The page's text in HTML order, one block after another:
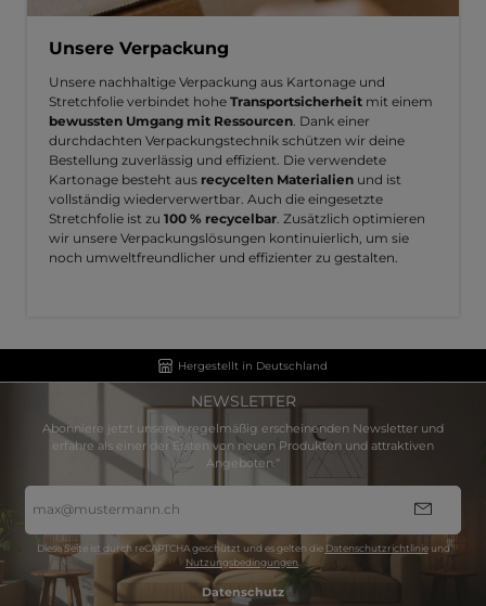
Unsere Verpackung
Unsere nachhaltige Verpackung aus Kartonage und
Stretchfolie verbindet hohe Transportsicherheit mit einem
bewussten Umgang mit Ressourcen . Dank einer
durchdachten Verpackungstechnik schützen wir deine
Bestellung zuverlässig und effizient. Die verwendete
Kartonage besteht aus recycelten Materialien und ist
vollständig wiederverwertbar. Auch die eingesetzte
Stretchfolie ist zu 100 % recycelbar . Zusätzlich optimieren
wir unsere Verpackungslösungen kontinuierlich, um sie
noch umweltfreundlicher und effizienter zu gestalten.
Hergestellt in Deutschland
NEWSLETTER
Abonniere jetzt unseren regelmäßig erscheinenden Newsletter und
erfahre als einer der Ersten von neuen Produkten und attraktiven
Angeboten.“
Mail-
Adresse
Diese Seite ist durch reCAPTCHA geschützt und es gelten die Datenschutzrichtlinieund
Nutzungsbedingungen.
Datenschutz